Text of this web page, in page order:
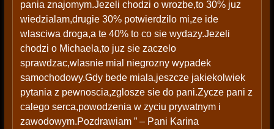
pania znajomym.Jezeli chodzi o wrozbe,to 30% juz
wiedzialam,drugie 30% potwierdzilo mi,ze ide
wlasciwa droga,a te 40% to co sie wydazy.Jezeli
chodzi o Michaela,to juz sie zaczelo
sprawdzac,wlasnie mial niegrozny wypadek
samochodowy.Gdy bede miala,jeszcze jakiekolwiek
pytania z pewnoscia,zglosze sie do pani.Zycze pani z
calego serca,powodzenia w zyciu prywatnym i
zawodowym.Pozdrawiam ” – Pani Karina